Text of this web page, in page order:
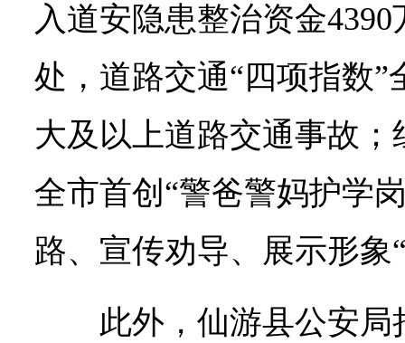
入道安隐患整治资金
处，道路交通“四项指数
大及以上道路交通事故
全市首创“警爸警妈护学
路、宣传劝导、展示形象
此外，仙游县公安局